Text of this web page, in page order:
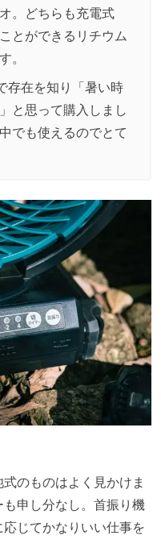
。どちらも充電式
とができるリチウム
。
存在を知り「暑い時
と思って購入しまし
でも使えるのでとて
のものはよく見かけま
申し分なし。首振り機
じてかなりいい仕事を